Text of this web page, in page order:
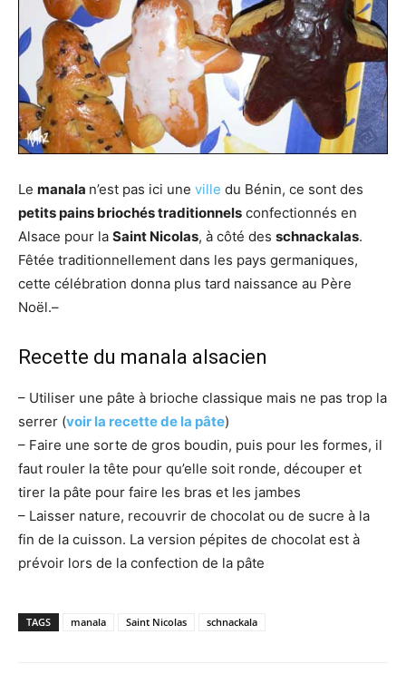
Le manala n’est pas ici une ville du Bénin, ce sont des
petits pains briochés traditionnels confectionnés en
Alsace pour la Saint Nicolas, à côté des schnackalas.
Fêtée traditionnellement dans les pays germaniques,
cette célébration donna plus tard naissance au Père
Noël.–
Recette du manala alsacien
– Utiliser une pâte à brioche classique mais ne pas trop la
serrer (voir la recette de la pâte)
– Faire une sorte de gros boudin, puis pour les formes, il
faut rouler la tête pour qu’elle soit ronde, découper et
tirer la pâte pour faire les bras et les jambes
– Laisser nature, recouvrir de chocolat ou de sucre à la
fin de la cuisson. La version pépites de chocolat est à
prévoir lors de la confection de la pâte
TAGS manala Saint Nicolas schnackala